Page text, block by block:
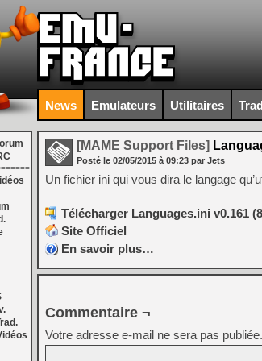
News Emulateurs Utilitaires
[MAME Support Files]
Posté le 02/05/2015 à 09:23 par Jets
Un fichier ini qui vous dira le langage
Télécharger Languages.ini v0.161
Site Officiel
En savoir plus…
Commentaire ¬
Votre adresse e-mail ne sera pas publiée.